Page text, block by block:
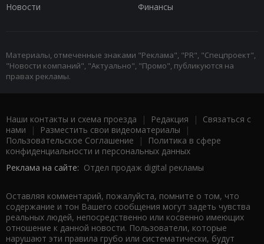
Новости
Финансы
Материалы, отмеченные знаками "Реклама", "PR", "Спецпроект",
"Новости компаний", "Актуально", "Промо", публикуются на
правах рекламы.
Наши контакты и схема проезда | Редакция | Связаться с
нами | Разместить свои видеоматериалы |
Пользовательское Соглашение |
Политика в сфере
конфиденциальности и персональных данных
Реклама на сайте: Отдел продаж digital рекламы
Оставляя комментарий, пожалуйста, помните о том, что
содержание и тон Вашего сообщения могут задеть чувства
реальных людей, непосредственно или косвенно имеющих
отношение к данной новости. Пользователи, которые
нарушают эти правила грубо или систематически, будут